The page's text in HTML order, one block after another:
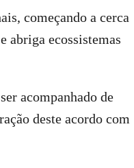
começando a cerca
abriga ecossistemas
acompanhado de
deste acordo com